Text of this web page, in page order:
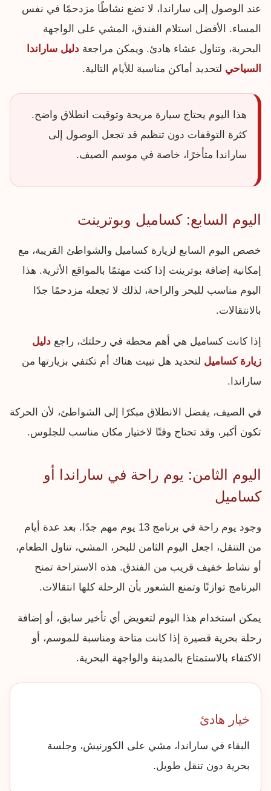
عند الوصول إلى ساراندا، لا تضع نشاطًا مزدحمًا في نفس
المساء. الأفضل استلام الفندق، المشي على الواجهة
البحرية، وتناول عشاء هادئ. ويمكن مراجعة دليل ساراندا
السياحي لتحديد أماكن مناسبة للأيام التالية.
هذا اليوم يحتاج سيارة مريحة وتوقيت انطلاق واضح.
كثرة التوقفات دون تنظيم قد تجعل الوصول إلى
ساراندا متأخرًا، خاصة في موسم الصيف.
اليوم السابع: كساميل وبوترينت
خصص اليوم السابع لزيارة كساميل والشواطئ القريبة، مع
إمكانية إضافة بوترينت إذا كنت مهتمًا بالمواقع الأثرية. هذا
اليوم مناسب للبحر والراحة، لذلك لا تجعله مزدحمًا جدًا
بالانتقالات.
إذا كانت كساميل هي أهم محطة في رحلتك، راجع دليل
زيارة كساميل لتحديد هل تبيت هناك أم تكتفي بزيارتها من
ساراندا.
في الصيف، يفضل الانطلاق مبكرًا إلى الشواطئ، لأن الحركة
تكون أكبر، وقد تحتاج وقتًا لاختيار مكان مناسب للجلوس.
اليوم الثامن: يوم راحة في ساراندا أو
كساميل
وجود يوم راحة في برنامج 13 يوم مهم جدًا. بعد عدة أيام
من التنقل، اجعل اليوم الثامن للبحر، المشي، تناول الطعام،
أو نشاط خفيف قريب من الفندق. هذه الاستراحة تمنح
البرنامج توازنًا وتمنع الشعور بأن الرحلة كلها انتقالات.
يمكن استخدام هذا اليوم لتعويض أي تأخير سابق، أو إضافة
رحلة بحرية قصيرة إذا كانت متاحة ومناسبة للموسم، أو
الاكتفاء بالاستمتاع بالمدينة والواجهة البحرية.
خيار هادئ
البقاء في ساراندا، مشي على الكورنيش، وجلسة
بحرية دون تنقل طويل.